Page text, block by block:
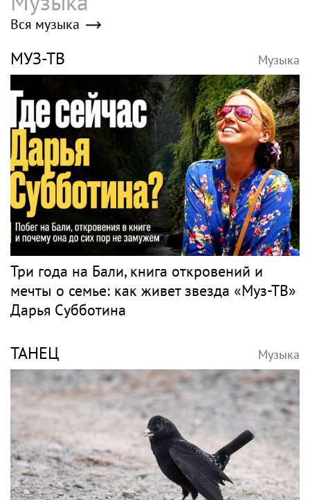
Вся музыка
МУЗ-ТВ Музыка
Три года на Бали, книга откровений и
мечты о семье: как живет звезда «Муз-ТВ»
Дарья Субботина
ТАНЕЦ Музыка